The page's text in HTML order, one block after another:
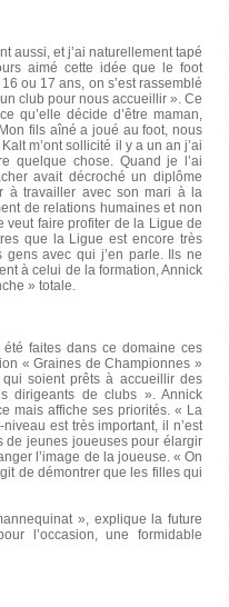
aussi, et j’ai naturellement tapé
aimé cette idée que le foot
ou 17 ans, on s’est rassemblé
club pour nous accueillir ». Ce
qu’elle décide d’être maman,
fils aîné a joué au foot, nous
m’ont sollicité il y a un an j’ai
quelque chose. Quand je l’ai
avait décroché un diplôme
à travailler avec son mari à la
de relations humaines et non
veut faire profiter de la Ligue de
que la Ligue est encore très
avec qui j’en parle. Ils ne
à celui de la formation, Annick
» totale.
faites dans ce domaine ces
« Graines de Championnes »
soient prêts à accueillir des
dirigeants de clubs ». Annick
mais affiche ses priorités. « La
est très important, il n’est
de jeunes joueuses pour élargir
l’image de la joueuse. « On
de démontrer que les filles qui
», explique la future
l’occasion, une formidable